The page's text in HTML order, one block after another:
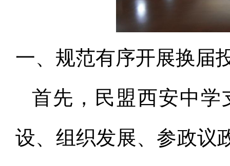
一、规范有序开展换届
首先，民盟西安中
设、组织发展、参政议